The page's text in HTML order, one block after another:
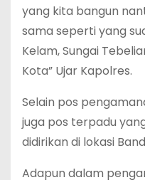
yang kita bangun
sama seperti yang
Kelam, Sungai
Kota” Ujar Kapolres.
Selain pos
juga pos terpadu
didirikan di lokasi
Adapun dalam